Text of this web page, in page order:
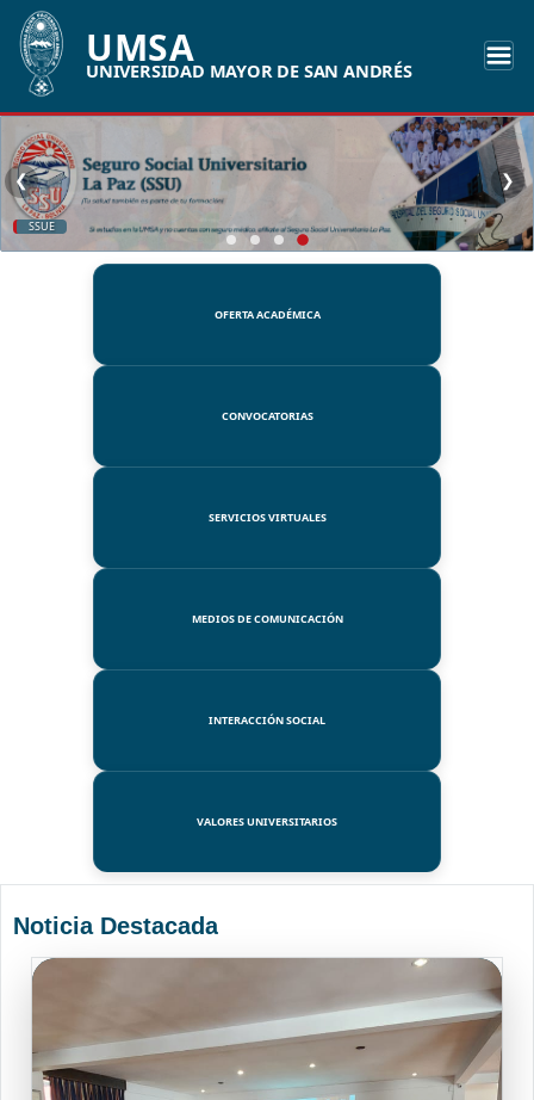
UMSA
UNIVERSIDAD MAYOR DE SAN ANDRÉS
SSUE
❮ ❯
OFERTA ACADÉMICA
CONVOCATORIAS
SERVICIOS VIRTUALES
MEDIOS DE COMUNICACIÓN
INTERACCIÓN SOCIAL
VALORES UNIVERSITARIOS
Noticia Destacada